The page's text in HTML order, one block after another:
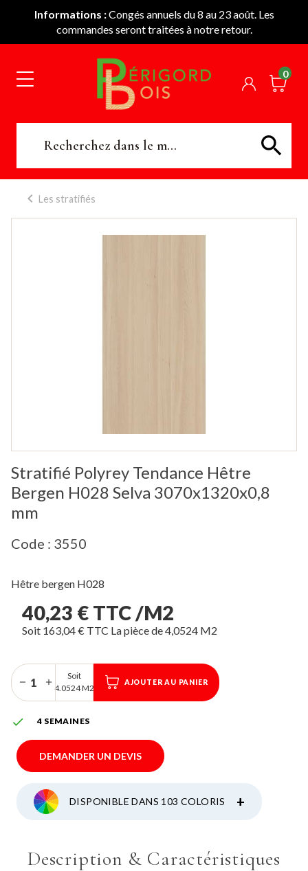
Informations :Congés annuels du 8 au 23 août. Les
commandes seront traitées à notre retour.
0
Les stratifiés
Stratifié Polyrey Tendance Hêtre
Bergen H028 Selva 3070x1320x0,8
mm
Code : 3550
Hêtre bergen H028
40,23 € TTC /M2
Soit 163,04 € TTC La pièce de 4,0524 M2
Soit
4.0524 M2
AJOUTER AU PANIER
 4 SEMAINES
DEMANDER UN DEVIS
DISPONIBLE DANS 103 COLORIS +
Description & Caractéristiques